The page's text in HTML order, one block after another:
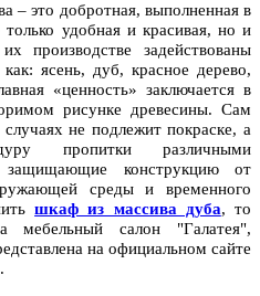
– это добротная, выполненная в
удобная и красивая, но и
производстве задействованы
ясень, дуб, красное дерево,
«ценность» заключается в
рисунке древесины. Сам
не подлежит покраске, а
пропитки различными
защищающие конструкцию от
среды и временного
шкаф из массива дуба, то
мебельный салон "Галатея",
на официальном сайте